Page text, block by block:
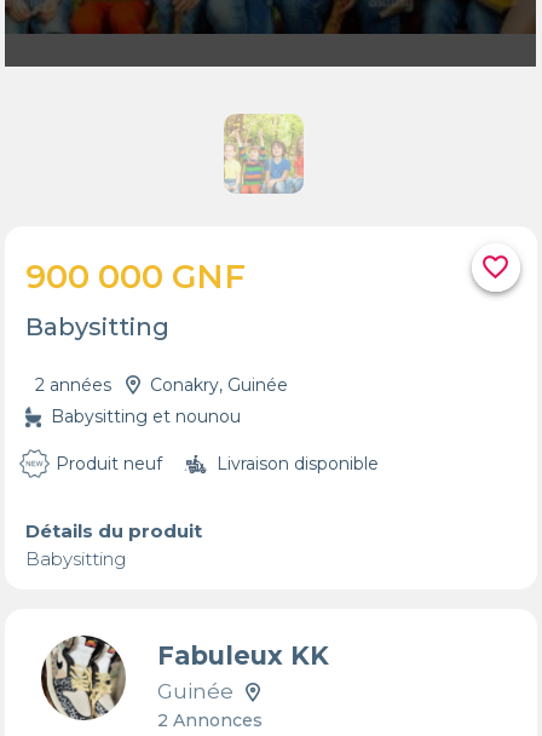
favorite_border
900 000 GNF
Babysitting
2 années
Conakry, Guinée
Babysitting et nounou
Produit neuf Livraison disponible
Détails du produit
Babysitting
Fabuleux KK
Guinée
2 Annonces